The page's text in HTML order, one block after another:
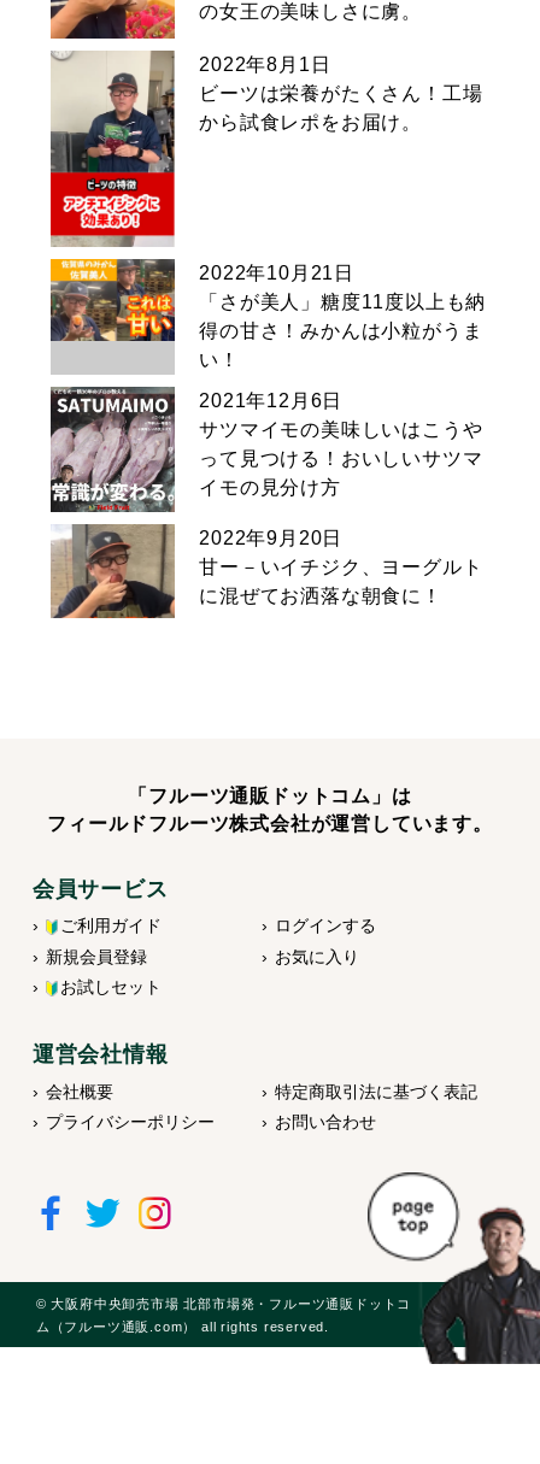
の女王の美味しさに虜。
2022年8月1日
ビーツは栄養がたくさん！工場
から試食レポをお届け。
2022年10月21日
「さが美人」糖度11度以上も納
得の甘さ！みかんは小粒がうま
い！
2021年12月6日
サツマイモの美味しいはこうや
って見つける！おいしいサツマ
イモの見分け方
2022年9月20日
甘ー－いイチジク、ヨーグルト
に混ぜてお洒落な朝食に！
「フルーツ通販ドットコム」は
フィールドフルーツ株式会社が運営しています。
会員サービス
ご利用ガイド
ログインする
新規会員登録
お気に入り
お試しセット
運営会社情報
会社概要
特定商取引法に基づく表記
プライバシーポリシー
お問い合わせ
© 大阪府中央卸売市場 北部市場発・フルーツ通販ドットコ
ム（フルーツ通販.com） all rights reserved.